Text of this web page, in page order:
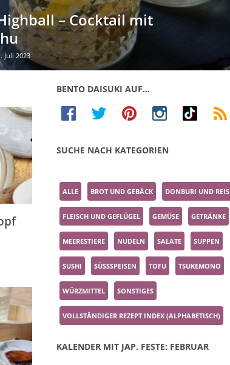
– Cocktail mit
Juli 2023
BENTO DAISUKI AUF…
SUCHE NACH KATEGORIEN
ALLE BROT UND GEBÄCK DONBURI UND REIS
FLEISCH UND GEFLÜGEL GEMÜSE GETRÄNKE
MEERESTIERE NUDELN SALATE SUPPEN
SUSHI SÜSSSPEISEN TOFU TSUKEMONO
WÜRZMITTEL SONSTIGES
VOLLSTÄNDIGER REZEPT INDEX (ALPHABETISCH)
KALENDER MIT JAP. FESTE: FEBRUAR